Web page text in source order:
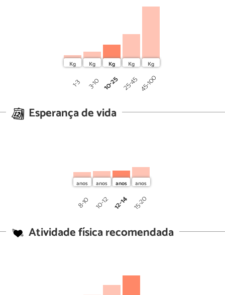
1-3 3-10 10-25 25-45 45-100
Esperança de vida
8-10 10-12 12-14 15-20
Atividade física recomendada